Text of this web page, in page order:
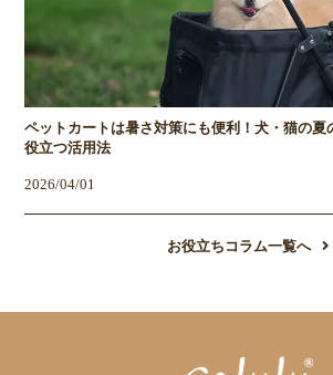
ペットカートは暑さ対策にも便利！犬・猫の夏
役立つ活用法
2026/04/01
お役立ちコラム一覧へ